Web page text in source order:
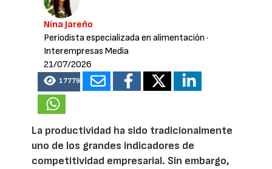
Nina Jareño
Periodista especializada en alimentación ·
Interempresas Media
21/07/2026
17779
La productividad ha sido tradicionalmente
uno de los grandes indicadores de
competitividad empresarial. Sin embargo,